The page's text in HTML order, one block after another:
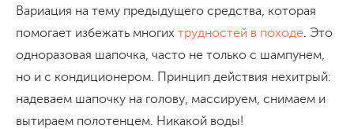
Вариация на тему предыдущего средства, которая
помогает избежать многих трудностей в походе. Это
одноразовая шапочка, часто не только с шампунем,
но и с кондиционером. Принцип действия нехитрый:
надеваем шапочку на голову, массируем, снимаем и
вытираем полотенцем. Никакой воды!